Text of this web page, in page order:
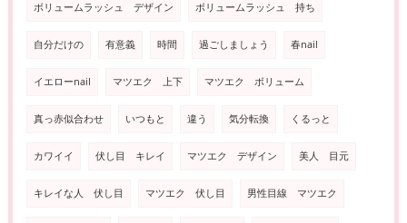
ボリュームラッシュ デザイン ボリュームラッシュ 持ち
自分だけの 有意義 時間 過ごしましょう 春nail
イエローnail マツエク 上下 マツエク ボリューム
真っ赤似合わせ いつもと 違う 気分転換 くるっと
カワイイ 伏し目 キレイ マツエク デザイン 美人 目元
キレイな人 伏し目 マツエク 伏し目 男性目線 マツエク